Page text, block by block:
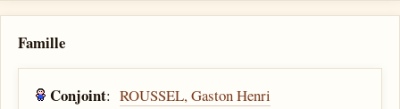
Famille
Conjoint:ROUSSEL, Gaston Henri